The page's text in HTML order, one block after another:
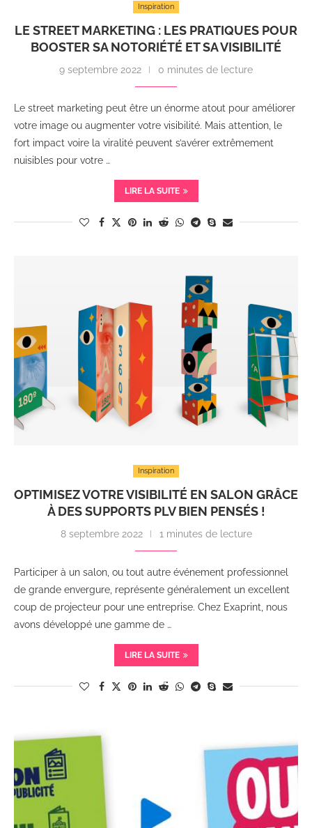
Inspiration
LE STREET MARKETING : LES PRATIQUES POUR
BOOSTER SA NOTORIÉTÉ ET SA VISIBILITÉ
9 septembre 2022 0 minutes de lecture
Le street marketing peut être un énorme atout pour améliorer
votre image ou augmenter votre visibilité. Mais attention, le
fort impact voire la viralité peuvent s’avérer extrêmement
nuisibles pour votre …
LIRE LA SUITE
Inspiration
OPTIMISEZ VOTRE VISIBILITÉ EN SALON GRÂCE
À DES SUPPORTS PLV BIEN PENSÉS !
8 septembre 2022 1 minutes de lecture
Participer à un salon, ou tout autre événement professionnel
de grande envergure, représente généralement un excellent
coup de projecteur pour une entreprise. Chez Exaprint, nous
avons développé une gamme de …
LIRE LA SUITE